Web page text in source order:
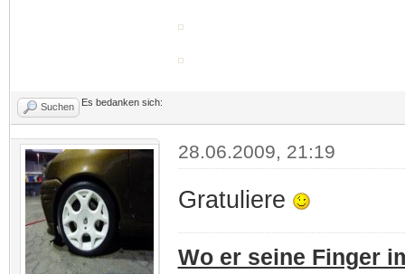
Suchen Es bedanken sich:
28.06.2009, 21:19
Gratuliere
Wo er seine Finger